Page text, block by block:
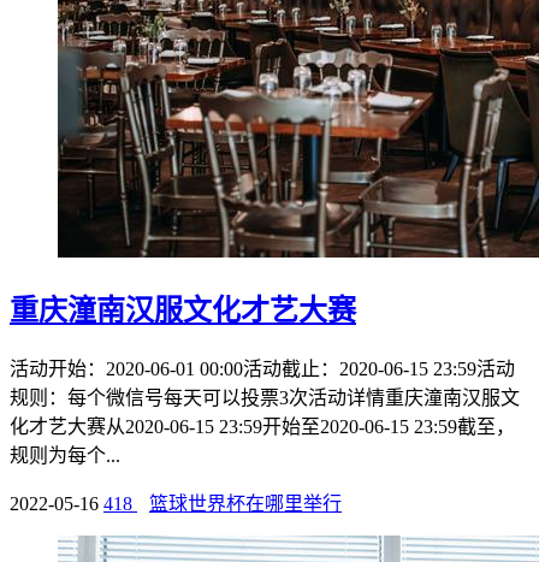
重庆潼南汉服文化才艺大赛
活动开始：2020-06-01 00:00活动截止：2020-06-15 23:59活动
规则：每个微信号每天可以投票3次活动详情重庆潼南汉服文
化才艺大赛从2020-06-15 23:59开始至2020-06-15 23:59截至，
规则为每个...
2022-05-16 418 篮球世界杯在哪里举行